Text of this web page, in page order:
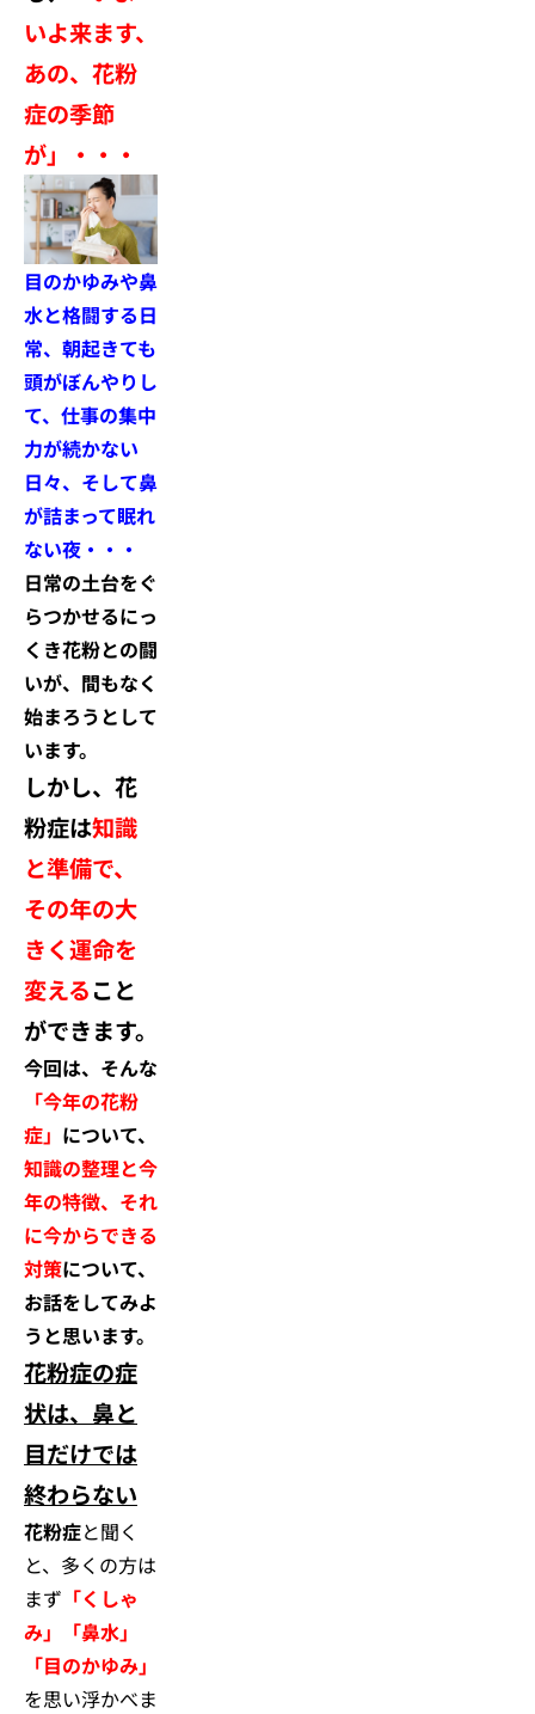
いよ来ます、
あの、花粉
症の季節
が」・・・
目のかゆみや鼻
水と格闘する日
常、朝起きても
頭がぼんやりし
て、仕事の集中
力が続かない
日々、そして鼻
が詰まって眠れ
ない夜・・・
日常の土台をぐ
らつかせるにっ
くき花粉との闘
いが、間もなく
始まろうとして
います。
しかし、花
粉症は知識
と準備で、
その年の大
きく運命を
変えること
ができます。
今回は、そんな
「今年の花粉
症」 について、
知識の整理と今
年の特徴、それ
に今からできる
対策について、
お話をしてみよ
うと思います。
花粉症の症
状は、鼻と
目だけでは
終わらない
花粉症と聞く
と、多くの方は
まず 「くしゃ
み」「鼻水」
「目のかゆみ」
を思い浮かべま